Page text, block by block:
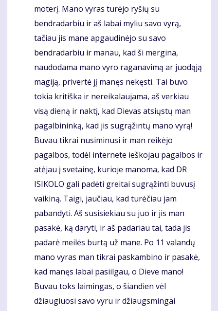
moterį. Mano vyras turėjo ryšių su
bendradarbiu ir aš labai myliu savo vyrą,
tačiau jis mane apgaudinėjo su savo
bendradarbiu ir manau, kad ši mergina,
naudodama mano vyro raganavimą ar juodąją
magiją, privertė jį manęs nekęsti. Tai buvo
tokia kritiška ir nereikalaujama, aš verkiau
visą dieną ir naktį, kad Dievas atsiųstų man
pagalbininką, kad jis sugrąžintų mano vyrą!
Buvau tikrai nusiminusi ir man reikėjo
pagalbos, todėl internete ieškojau pagalbos ir
atėjau į svetainę, kurioje manoma, kad DR
ISIKOLO gali padėti greitai sugrąžinti buvusį
vaikiną. Taigi, jaučiau, kad turėčiau jam
pabandyti. Aš susisiekiau su juo ir jis man
pasakė, ką daryti, ir aš padariau tai, tada jis
padarė meilės burtą už mane. Po 11 valandų
mano vyras man tikrai paskambino ir pasakė,
kad manęs labai pasiilgau, o Dieve mano!
Buvau toks laimingas, o šiandien vėl
džiaugiuosi savo vyru ir džiaugsmingai